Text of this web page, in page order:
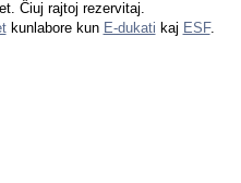
Ĉiuj rajtoj rezervitaj.
kunlabore kun E-dukati kaj ESF.